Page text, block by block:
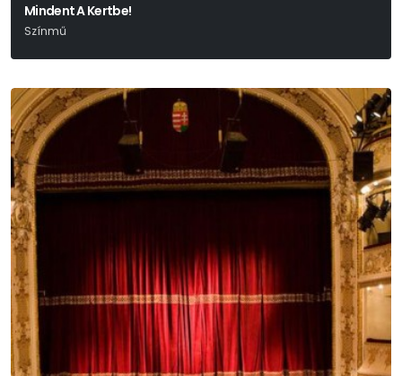
Mindent A Kertbe!
Színmű